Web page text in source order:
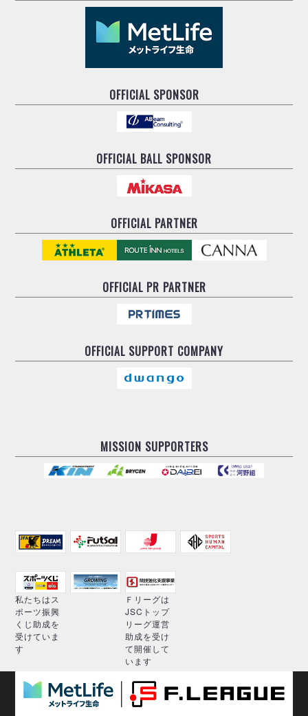
OFFICIAL SPONSOR
OFFICIAL BALL SPONSOR
OFFICIAL PARTNER
OFFICIALPR PARTNER
OFFICIAL SUPPORT COMPANY
MISSION SUPPORTERS
私たちはス
ポーツ振興
くじ助成を
受けていま
す
Ｆリーグは
JSCトップ
リーグ運営
助成を受け
て開催して
います